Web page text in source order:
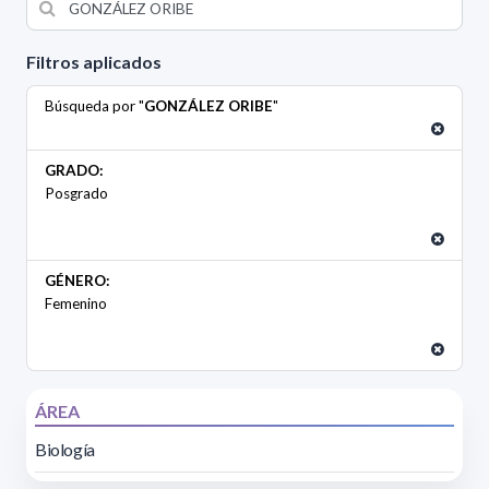
Filtros aplicados
Búsqueda por "GONZÁLEZ ORIBE"
GRADO:
Posgrado
GÉNERO:
Femenino
ÁREA
Biología